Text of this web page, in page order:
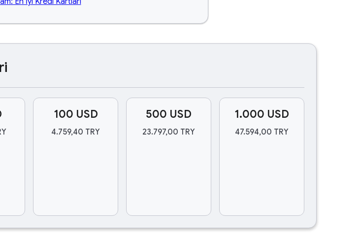
100 USD
4.759,40 TRY
500 USD
23.797,00 TRY
1.000 USD
47.594,00 TRY